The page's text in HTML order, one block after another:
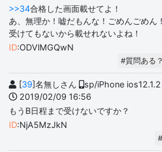
>>34合格した画面載せてよ！
あ、無理か！嘘だもんな！ごめんごめん
受けてもないから載せれないよね！
ID:ODVlMGQwN
#質問ある
[39]名無しさん
sp/iPhone ios12.1.2
2019/02/09 16:56
もうB日程まで受けないですか？
ID:NjA5MzJkN